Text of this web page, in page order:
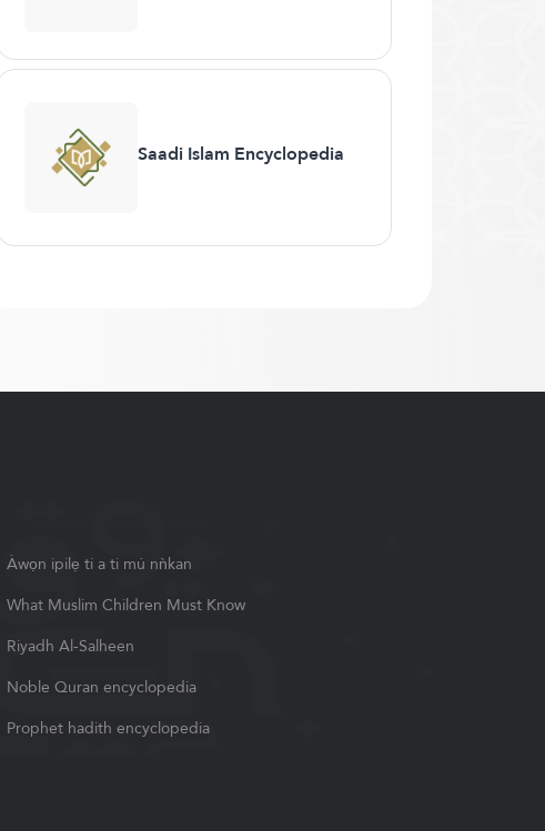
Saadi Islam Encyclopedia
Àwọn ipilẹ ti a ti mú nǹkan
What Muslim Children Must Know
Riyadh Al-Salheen
Noble Quran encyclopedia
Prophet hadith encyclopedia